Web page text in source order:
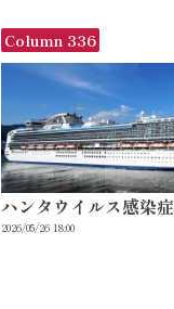
Column 336
ハンタウイルス感染症
2026/05/26 18:00